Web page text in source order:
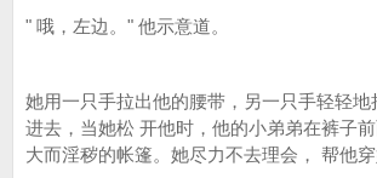
" 哦，左边。" 他示意道。
她用一只手拉出他的腰带，另一只手轻轻地
进去，当她松 开他时，他的小弟弟在裤子
大而淫秽的帐篷。她尽力不去理会， 帮他穿